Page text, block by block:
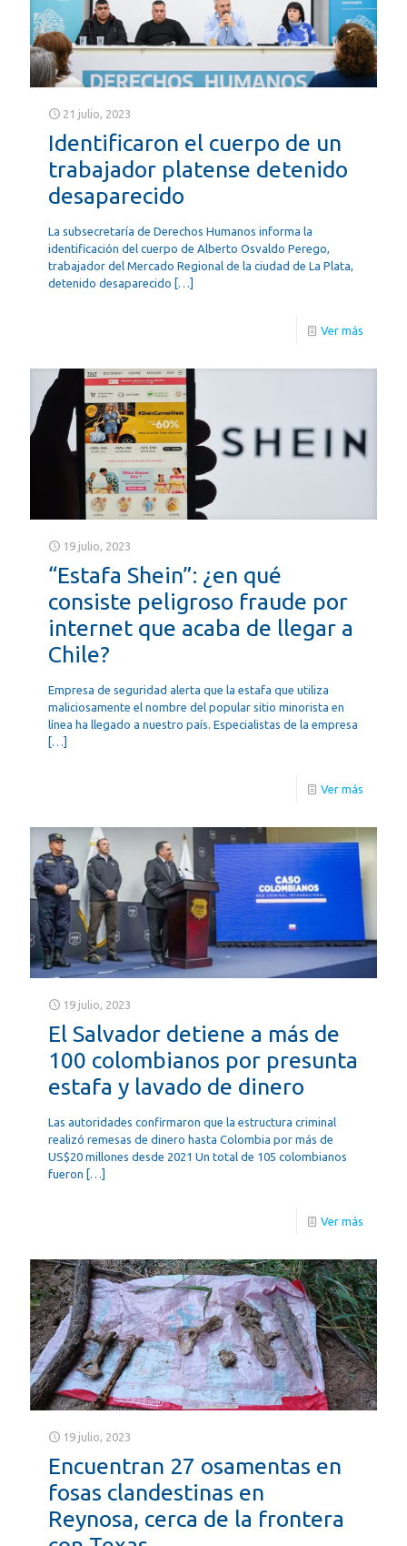
21 julio, 2023
Identificaron el cuerpo de un
trabajador platense detenido
desaparecido
La subsecretaría de Derechos Humanos informa la
identificación del cuerpo de Alberto Osvaldo Perego,
trabajador del Mercado Regional de la ciudad de La Plata,
detenido desaparecido […]
Ver más
19 julio, 2023
“Estafa Shein”: ¿en qué
consiste peligroso fraude por
internet que acaba de llegar a
Chile?
Empresa de seguridad alerta que la estafa que utiliza
maliciosamente el nombre del popular sitio minorista en
línea ha llegado a nuestro país. Especialistas de la empresa
[…]
Ver más
19 julio, 2023
El Salvador detiene a más de
100 colombianos por presunta
estafa y lavado de dinero
Las autoridades confirmaron que la estructura criminal
realizó remesas de dinero hasta Colombia por más de
US$20 millones desde 2021 Un total de 105 colombianos
fueron […]
Ver más
19 julio, 2023
Encuentran 27 osamentas en
fosas clandestinas en
Reynosa, cerca de la frontera